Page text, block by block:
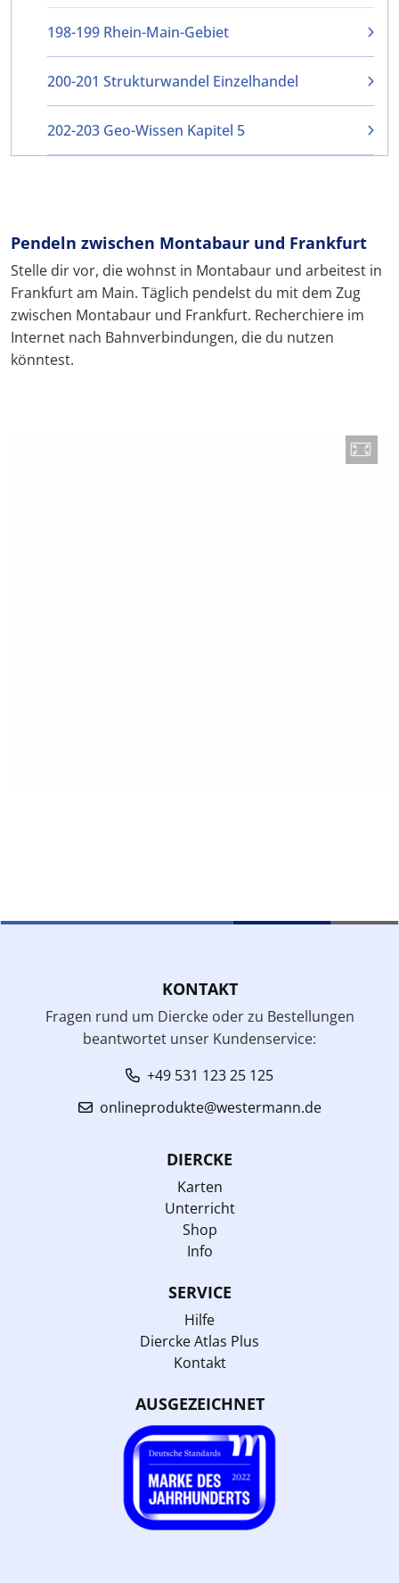
198-199 Rhein-Main-Gebiet
200-201 Strukturwandel Einzelhandel
202-203 Geo-Wissen Kapitel 5
Pendeln zwischen Montabaur und Frankfurt
Stelle dir vor, die wohnst in Montabaur und arbeitest in
Frankfurt am Main. Täglich pendelst du mit dem Zug
zwischen Montabaur und Frankfurt. Recherchiere im
Internet nach Bahnverbindungen, die du nutzen
könntest.
KONTAKT
Fragen rund um Diercke oder zu Bestellungen
beantwortet unser Kundenservice:
+49 531 123 25 125
onlineprodukte@westermann.de
DIERCKE
Karten
Unterricht
Shop
Info
SERVICE
Hilfe
Diercke Atlas Plus
Kontakt
AUSGEZEICHNET